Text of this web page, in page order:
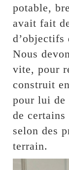
potable,
avait fait
d’objectifs
Nous
vite, pour
construit
pour lui de
de
selon des
terrain.